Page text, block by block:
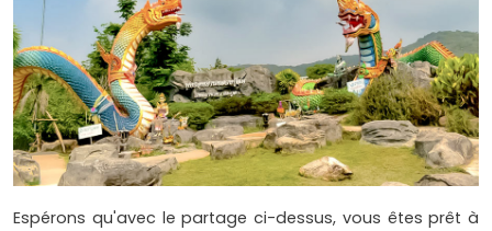
Espérons qu'avec le partage ci-dessus, vous êtes prêt à